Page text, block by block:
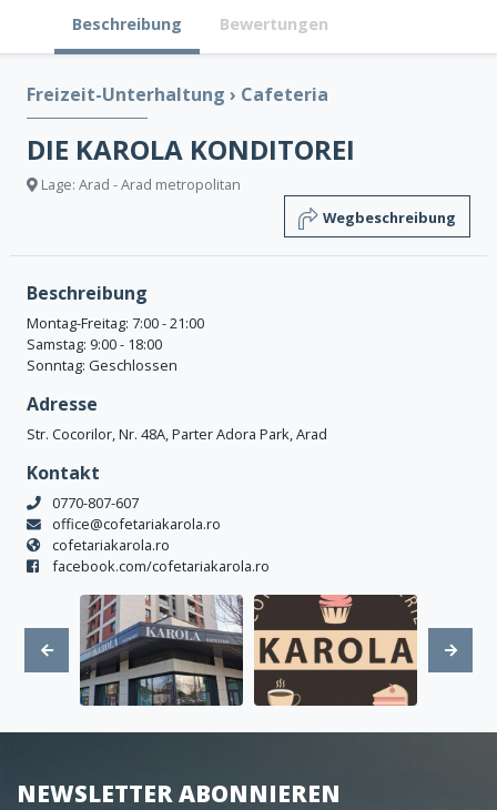
Beschreibung Bewertungen
Freizeit-Unterhaltung › Cafeteria
DIE KAROLA KONDITOREI
Lage: Arad - Arad metropolitan
Wegbeschreibung
Beschreibung
Montag-Freitag: 7:00 - 21:00
Samstag: 9:00 - 18:00
Sonntag: Geschlossen
Adresse
Str. Cocorilor, Nr. 48A, Parter Adora Park, Arad
Kontakt
0770-807-607
office@cofetariakarola.ro
cofetariakarola.ro
facebook.com/cofetariakarola.ro
NEWSLETTER ABONNIEREN